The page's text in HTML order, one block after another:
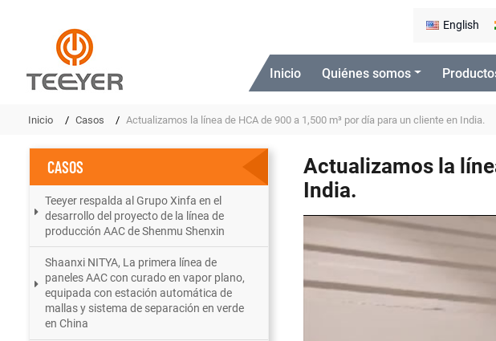
English
Inicio Quiénes somos
Inicio Casos Actualizamos la línea de HCA de 900 a 1,500 m³ por día para un cliente en India.
Actualizamos la
India.
CASOS
Teeyer respalda al Grupo Xinfa en el
desarrollo del proyecto de la línea de
producción AAC de Shenmu Shenxin
Shaanxi NITYA, La primera línea de
paneles AAC con curado en vapor plano,
equipada con estación automática de
mallas y sistema de separación en verde
en China